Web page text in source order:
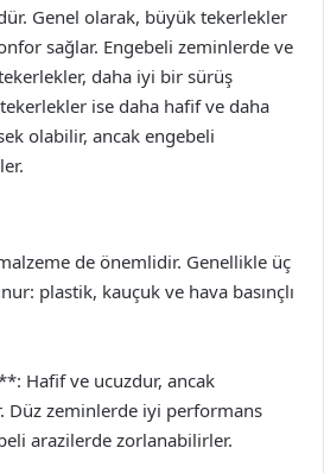
Genel olarak, büyük tekerlekler
sağlar. Engebeli zeminlerde ve
daha iyi bir sürüş
ise daha hafif ve daha
olabilir, ancak engebeli
de önemlidir. Genellikle üç
plastik, kauçuk ve hava basınçlı
Hafif ve ucuzdur, ancak
Düz zeminlerde iyi performans
arazilerde zorlanabilirler.